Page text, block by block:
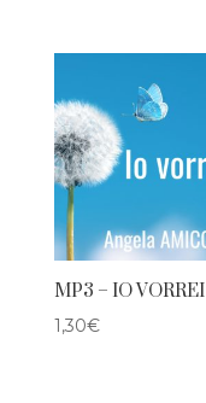
MP3 – IO VORREI
1,30€